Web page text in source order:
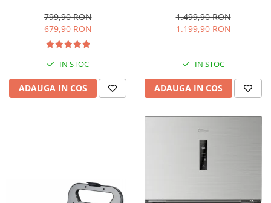
interioara, H 84 cm, Negru
799,90 RON
679,90 RON
IN STOC
ADAUGA IN COS
Iluminare LED, Termostat
Reglabil, H 147 cm, Negru
1.499,90 RON
1.199,90 RON
IN STOC
ADAUGA IN COS